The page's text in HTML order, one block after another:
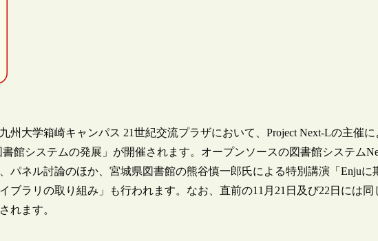
州大学箱崎キャンパス 21世紀交流プラザにおいて、Project Next-Lの主催に
館システムの発展」が開催されます。オープンソースの図書館システム
パネル討論のほか、宮城県図書館の熊谷慎一郎氏による特別講演「Enjuに
ブラリの取り組み」も行われます。なお、直前の11月21日及び22日には同
れます。